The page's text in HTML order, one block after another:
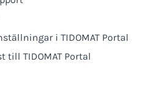
i TIDOMAT Portal
till TIDOMAT Portal